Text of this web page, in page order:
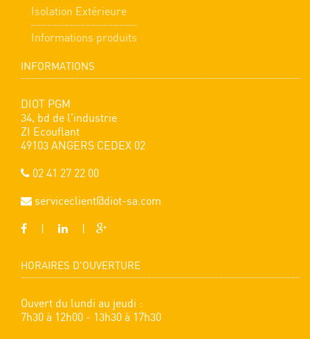
Isolation Extérieure
Informations produits
INFORMATIONS
DIOT PGM
34, bd de l'industrie
ZI Ecouflant
49103 ANGERS CEDEX 02
02 41 27 22 00
serviceclient@diot-sa.com
HORAIRES D'OUVERTURE
Ouvert du lundi au jeudi :
7h30 à 12h00 - 13h30 à 17h30